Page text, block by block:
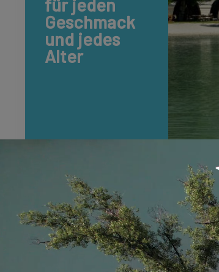
für jeden
Geschmack
und jedes
Alter
mehr erfahren